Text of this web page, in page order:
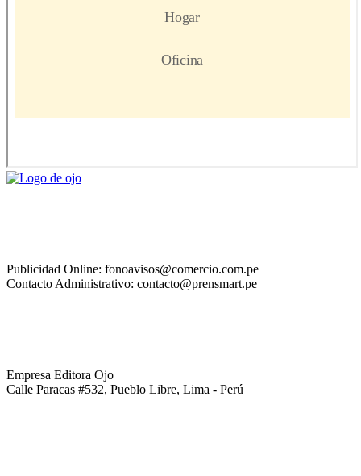
Publicidad Online: fonoavisos@comercio.com.pe
Contacto Administrativo: contacto@prensmart.pe
Empresa Editora Ojo
Calle Paracas #532, Pueblo Libre, Lima - Perú